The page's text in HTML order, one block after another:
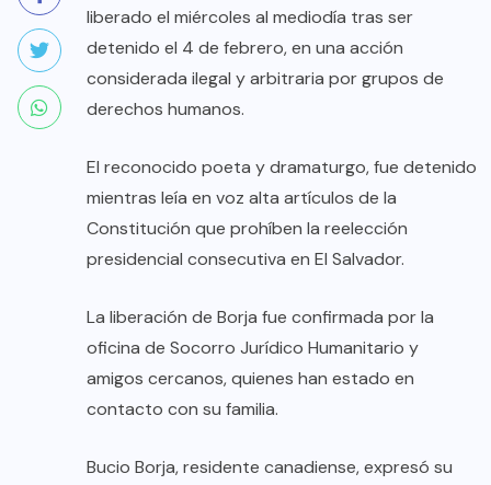
liberado el miércoles al mediodía tras ser
detenido el 4 de febrero, en una acción
considerada ilegal y arbitraria por grupos de
derechos humanos.
El reconocido poeta y dramaturgo, fue detenido
mientras leía en voz alta artículos de la
Constitución que prohíben la reelección
presidencial consecutiva en El Salvador.
La liberación de Borja fue confirmada por la
oficina de Socorro Jurídico Humanitario y
amigos cercanos, quienes han estado en
contacto con su familia.
Bucio Borja, residente canadiense, expresó su